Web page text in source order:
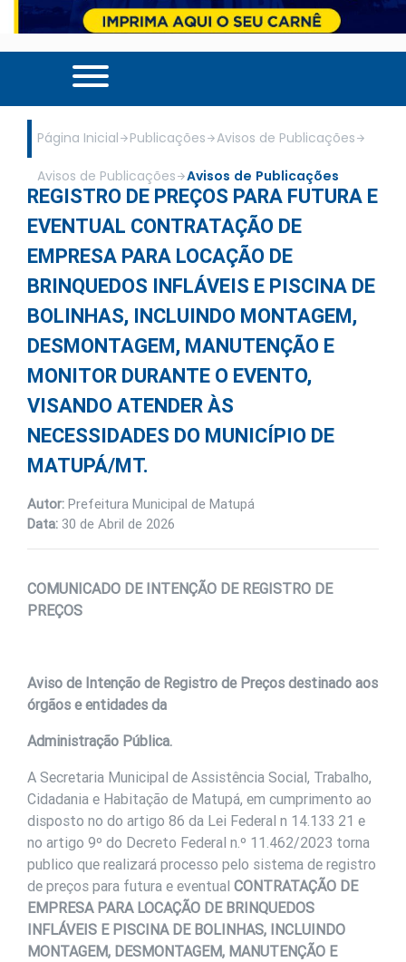
Página Inicial Publicações Avisos de Publicações
Avisos de Publicações Avisos de Publicações
REGISTRO DE PREÇOS PARA FUTURA E
EVENTUAL CONTRATAÇÃO DE
EMPRESA PARA LOCAÇÃO DE
BRINQUEDOS INFLÁVEIS E PISCINA DE
BOLINHAS, INCLUINDO MONTAGEM,
DESMONTAGEM, MANUTENÇÃO E
MONITOR DURANTE O EVENTO,
VISANDO ATENDER ÀS
NECESSIDADES DO MUNICÍPIO DE
MATUPÁ/MT.
Autor: Prefeitura Municipal de Matupá
Data: 30 de Abril de 2026
COMUNICADO DE INTENÇÃO DE REGISTRO DE
PREÇOS
Aviso de Intenção de Registro de Preços destinado aos
órgãos e entidades da
Administração Pública.
A Secretaria Municipal de Assistência Social, Trabalho,
Cidadania e Habitação de Matupá, em cumprimento ao
disposto no do artigo 86 da Lei Federal n 14.133 21 e
no artigo 9º do Decreto Federal n.º 11.462/2023 torna
publico que realizará processo pelo sistema de registro
de preços para futura e eventual CONTRATAÇÃO DE
EMPRESA PARA LOCAÇÃO DE BRINQUEDOS
INFLÁVEIS E PISCINA DE BOLINHAS, INCLUINDO
MONTAGEM, DESMONTAGEM, MANUTENÇÃO E